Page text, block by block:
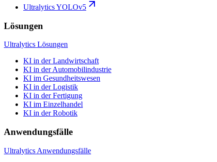
Ultralytics YOLOv5
Lösungen
Ultralytics Lösungen
KI in der Landwirtschaft
KI in der Automobilindustrie
KI im Gesundheitswesen
KI in der Logistik
KI in der Fertigung
KI im Einzelhandel
KI in der Robotik
Anwendungsfälle
Ultralytics Anwendungsfälle